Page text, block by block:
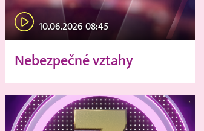
10.06.2026 08:45
Nebezpečné vztahy